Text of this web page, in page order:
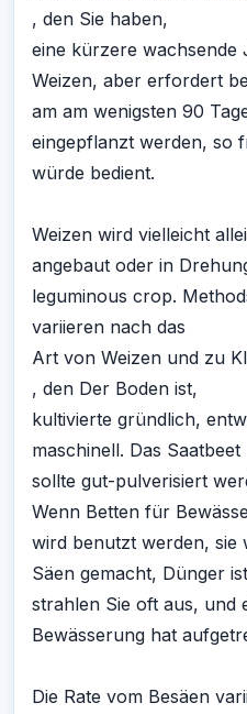
, den Sie haben,
eine kürzere wachsende
Weizen, aber erfordert
am am wenigsten 90
eingepflanzt werden, so
würde bedient.
Weizen wird vielleicht
angebaut oder in
leguminous crop.
variieren nach das
Art von Weizen und zu
, den Der Boden ist,
kultivierte gründlich,
maschinell. Das Saatbeet
sollte gut-pulverisiert
Wenn Betten für
wird benutzt werden, sie
Säen gemacht, Dünger ist
strahlen Sie oft aus, und
Bewässerung hat
Die Rate vom Besäen